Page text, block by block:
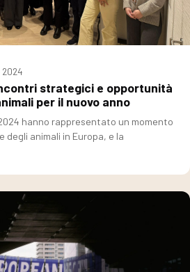
2024
strategici e opportunità
per il nuovo anno
hanno rappresentato un momento
degli animali in Europa, e la